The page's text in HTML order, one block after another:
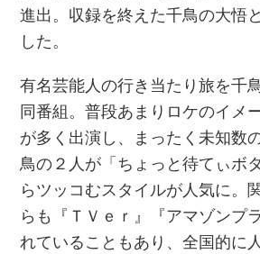
進出。収録を終えた千鳥の大悟
した。
有名芸能人の行き当たり旅を千
同番組。普段あまりロケのイメ
が多く出演し、まったく未知数
鳥の２人が「ちょっと待てぃボ
らツッコむスタイルが人気に。
らも『ＴＶｅｒ』『アマゾンプ
れていることもあり、全国的に